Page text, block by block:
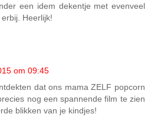
een idem dekentje met evenveel
Heerlijk!
om 09:45
dat ons mama ZELF popcorn
nog een spannende film te zien
blikken van je kindjes!